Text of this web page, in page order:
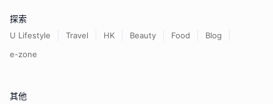
探索
U Lifestyle Travel HK Beauty Food
Blog
e-zone
其他